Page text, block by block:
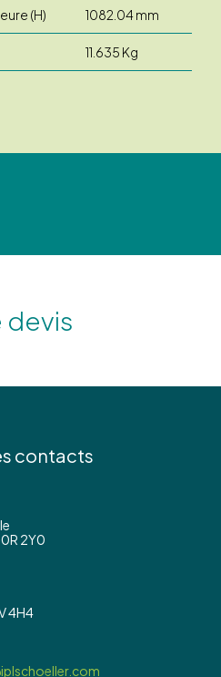
(H) 1082.04 mm
11.635 Kg
devis
contacts
2Y0
4H4